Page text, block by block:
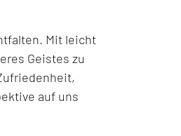
Mit leicht
Geistes zu
auf uns